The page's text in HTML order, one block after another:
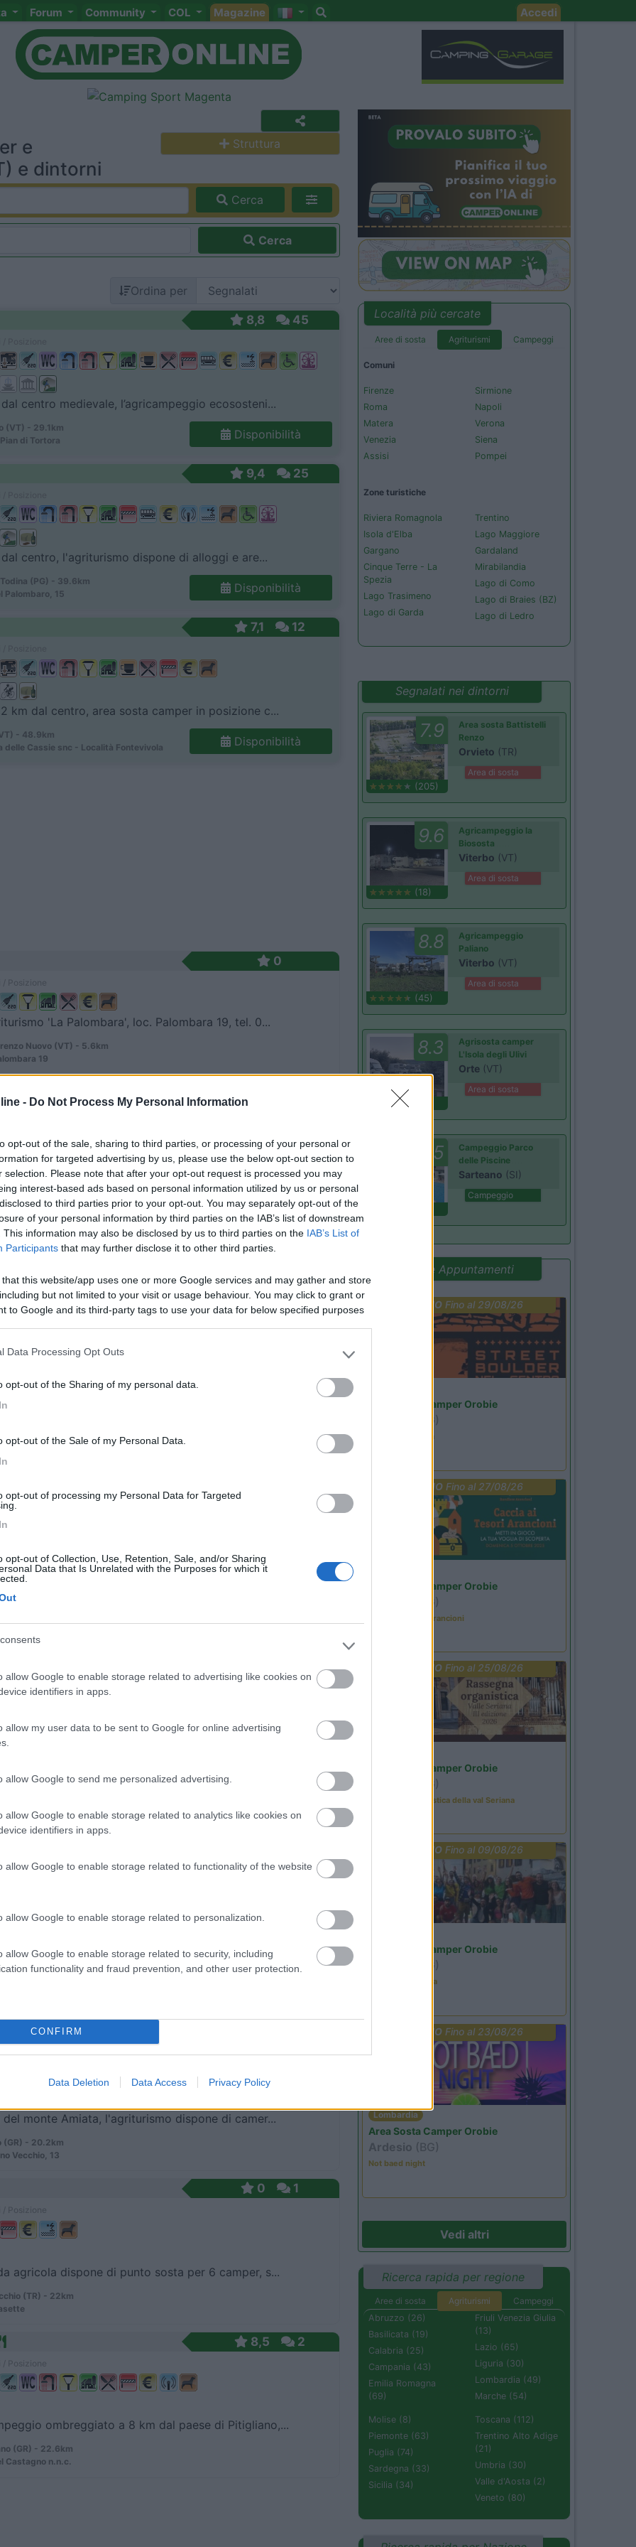
- Do Not Process My Personal Information
opt-out of the sale, sharing to third parties, or processing of your personal or
for targeted advertising by us, please use the below opt-out section to
selection. Please note that after your opt-out request is processed you may
interest-based ads based on personal information utilized by us or personal
to third parties prior to your opt-out. You may separately opt-out of the
of your personal information by third parties on the IAB’s list of downstream
This information may also be disclosed by us to third parties on the IAB’s List of
Participants that may further disclose it to other third parties.
that this website/app uses one or more Google services and may gather and store
but not limited to your visit or usage behaviour. You may click to grant or
to Google and its third-party tags to use your data for below specified purposes
Data Processing Opt Outs
opt-out of the Sharing of my personal data.
opt-out of the Sale of my Personal Data.
opt-out of processing my Personal Data for Targeted
opt-out of Collection, Use, Retention, Sale, and/or Sharing
Data that Is Unrelated with the Purposes for which it
allow Google to enable storage related to advertising like cookies on
identifiers in apps.
allow my user data to be sent to Google for online advertising
allow Google to send me personalized advertising.
allow Google to enable storage related to analytics like cookies on
identifiers in apps.
allow Google to enable storage related to functionality of the website
allow Google to enable storage related to personalization.
allow Google to enable storage related to security, including
functionality and fraud prevention, and other user protection.
CONFIRM
Data Deletion Data Access Privacy Policy
Forum Community COL Magazine Accedi
e
e dintorni
Struttura
Cerca
Cerca
Ordina per
8,8 45
centro medievale, l’agricampeggio ecososteni...
(VT) - 29.1km
di Tortora
Disponibilità
9,4 25
centro, l'agriturismo dispone di alloggi e are...
(PG) - 39.6km
Palombaro, 15
Disponibilità
7,1 12
km dal centro, area sosta camper in posizione c...
- 48.9km
delle Cassie snc - Località Fontevivola
Disponibilità
0
'La Palombara', loc. Palombara 19, tel. 0...
Nuovo (VT) - 5.6km
19
(VT) - 10.4km
di Montefiascone
/ Posizione
dal paese, struttura prospiciente il lungolago d...
221
Posizione
appena fuori il centro abitato, agriturismo immer...
(VT) - 13.7km
7,8
Posizione
(TR) - 17.6km
1
0
Posizione
biologica, dedita all'agricoltura e all'allevam...
(VT) - 18.5km
con 12 stalli, carico acqua, allacciamento ele...
Posizione
del monte Amiata, l'agriturismo dispone di camer...
(GR) - 20.2km
Vecchio, 13
0 1
agricola dispone di punto sosta per 6 camper, s...
(TR) - 22km
8,5 2
ombreggiato a 8 km dal paese di Pitigliano,...
(GR) - 22.6km
Castagno n.n.c.
Località più cercate
Aree di sosta Agriturismi Campeggi
Comuni
Firenze
Roma
Matera
Venezia
Assisi
Sirmione
Napoli
Verona
Siena
Pompei
Zone turistiche
Riviera Romagnola
Isola d'Elba
Gargano
Cinque Terre - La
Spezia
Lago Trasimeno
Lago di Garda
Trentino
Lago Maggiore
Gardaland
Mirabilandia
Lago di Como
Lago di Braies (BZ)
Lago di Ledro
Segnalati nei dintorni
7.9
(205)
Area sosta Battistelli
Renzo
Orvieto (TR)
Area di sosta
9.6
(18)
Agricampeggio la
Biososta
Viterbo (VT)
Area di sosta
8.8
(45)
Agricampeggio
Paliano
Viterbo (VT)
Area di sosta
8.3
Agrisosta camper
L'Isola degli Ulivi
Orte (VT)
Area di sosta
9.5
Campeggio Parco
delle Piscine
Sarteano (SI)
Campeggio
Promo e Appuntamenti
PROMO Fino al 29/08/26
Area Sosta Camper Orobie
(BG)
Ardesio si blocca
PROMOFino al 27/08/26
Area Sosta Camper Orobie
(BG)
Caccia ai tesori arancioni
PROMO Fino al 25/08/26
Area Sosta Camper Orobie
(BG)
Rassegna organistica della val Seriana
PROMO Fino al 09/08/26
Area Sosta Camper Orobie
(BG)
Ardesio in scatola
PROMO Fino al 23/08/26
Lombardia
Area Sosta Camper Orobie
Ardesio (BG)
Not baed night
Vedi altri
Ricerca rapida per regione
Aree di sosta Agriturismi
Campeggi
Abruzzo (26)
Basilicata (19)
Calabria (25)
Campania (43)
Emilia Romagna
(69)
Friuli Venezia Giulia
(13)
Lazio (65)
Liguria (30)
Lombardia (49)
Marche (54)
Molise (8)
Piemonte (63)
Puglia (74)
Sardegna (33)
Sicilia (34)
Toscana (112)
Trentino Alto Adige
(21)
Umbria (30)
Valle d'Aosta (2)
Veneto (80)